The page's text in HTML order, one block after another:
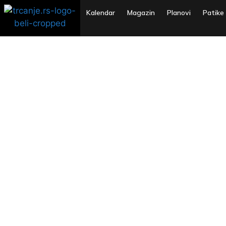
Kalendar Magazin Planovi Patike